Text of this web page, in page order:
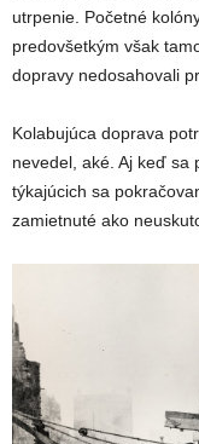
utrpenie. Početné
predovšetkým však
dopravy nedosahovali
Kolabujúca doprava
nevedel, aké. Aj keď sa
týkajúcich sa
zamietnuté ako